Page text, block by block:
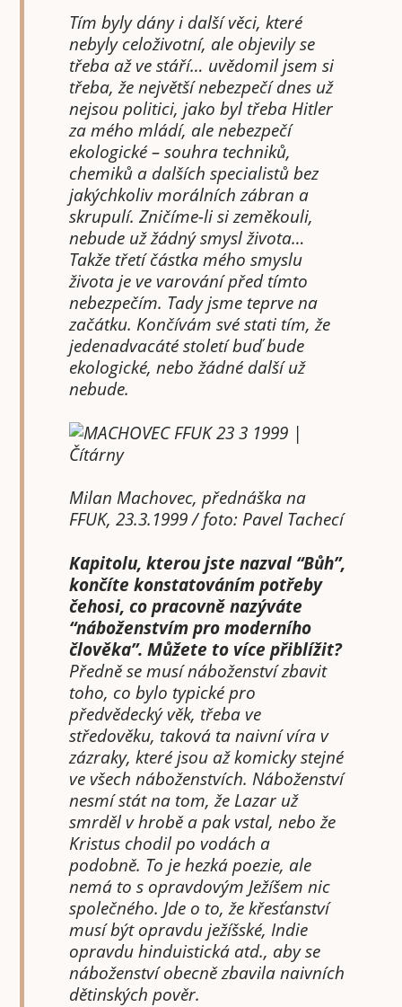
Tím byly dány i další věci, které
nebyly celoživotní, ale objevily se
třeba až ve stáří… uvědomil jsem si
třeba, že největší nebezpečí dnes už
nejsou politici, jako byl třeba Hitler
za mého mládí, ale nebezpečí
ekologické – souhra techniků,
chemiků a dalších specialistů bez
jakýchkoliv morálních zábran a
skrupulí. Zničíme-li si zeměkouli,
nebude už žádný smysl života…
Takže třetí částka mého smyslu
života je ve varování před tímto
nebezpečím. Tady jsme teprve na
začátku. Končívám své stati tím, že
jedenadvacáté století buď bude
ekologické, nebo žádné další už
nebude.
Milan Machovec, přednáška na
FFUK, 23.3.1999 / foto: Pavel Tachecí
Kapitolu, kterou jste nazval “Bůh”,
končíte konstatováním potřeby
čehosi, co pracovně nazýváte
“náboženstvím pro moderního
člověka”. Můžete to více přiblížit?
Předně se musí náboženství zbavit
toho, co bylo typické pro
předvědecký věk, třeba ve
středověku, taková ta naivní víra v
zázraky, které jsou až komicky stejné
ve všech náboženstvích. Náboženství
nesmí stát na tom, že Lazar už
smrděl v hrobě a pak vstal, nebo že
Kristus chodil po vodách a
podobně. To je hezká poezie, ale
nemá to s opravdovým Ježíšem nic
společného. Jde o to, že křesťanství
musí být opravdu ježíšské, Indie
opravdu hinduistická atd., aby se
náboženství obecně zbavila naivních
dětinských pověr.